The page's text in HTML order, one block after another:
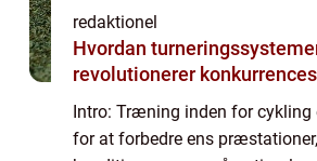
redaktionel
Hvordan
revolutionerer
Intro: Træning inden for cykling
for at forbedre ens